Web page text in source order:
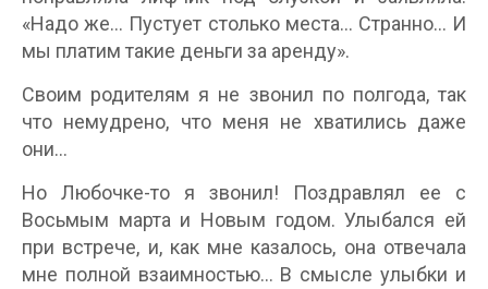
«Надо же… Пустует столько места… Странно… И
мы платим такие деньги за аренду».
Своим родителям я не звонил по полгода, так
что немудрено, что меня не хватились даже
они…
Но Любочке-то я звонил! Поздравлял ее с
Восьмым марта и Новым годом. Улыбался ей
при встрече, и, как мне казалось, она отвечала
мне полной взаимностью… В смысле улыбки и